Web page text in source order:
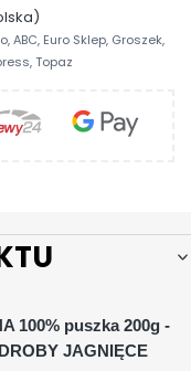
ABC, Euro Sklep, Groszek,
Topaz
100% puszka 200g -
JAGNIĘCE